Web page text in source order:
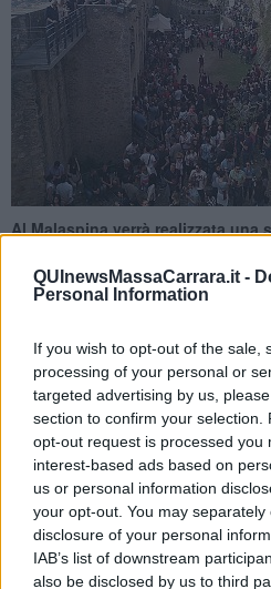
QUInewsMassaCarrara.it -
Personal Information
If you wish to opt-out of the sale,
processing of your personal or
targeted advertising by us,
section to confirm your selection.
opt-out request is processed you
interest-based ads based on
us or personal information
your opt-out. You may
disclosure of your personal
IAB’s list of downstream
also be disclosed by us to third
Al Malaspina verrà realizzata una
Candia
MASSA —Il Comune di
ha invitato quello di Massa a
Vermentino". Tutto questo
cooperazione transfrontaliera
Italia-
che mette in ballo milioni e milioni di
rafforzamento della competitività
sviluppo di un marchio turistico
prodotti eco-turistici. Il progetto